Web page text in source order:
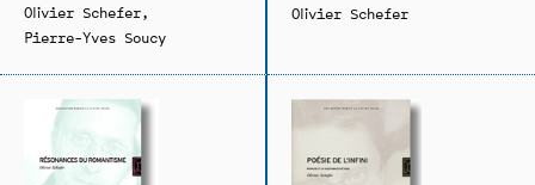
Olivier Schefer
Pierre-Yves Soucy
Olivier Schefer